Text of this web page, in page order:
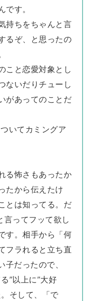
す。
持ちをちゃんと言
るぞ、と思ったの
こと恋愛対象とし
ないだりチューし
があってのことだ
いてカミングア
る怖さもあったか
たから伝えたけ
とは知ってる。だ
言ってフッて欲し
す。相手から「何
フラれると立ち直
だったので、
”以上に”大好
そして、「で